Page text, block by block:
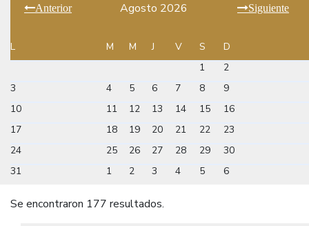
Anterior Agosto 2026 Siguiente
L M M J V S
D
1
2
3
4 5 6 7 8
9
10
11 12 13 14 15
16
17
18 19 20 21 22
23
24
25 26 27 28 29
30
31
1 2 3 4 5 6
Se encontraron 177 resultados.